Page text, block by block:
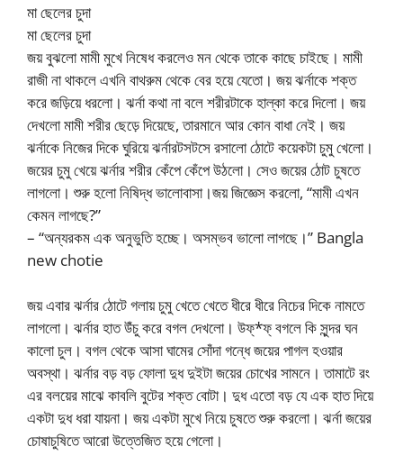
মা ছেলের চুদা
মা ছেলের চুদা
জয় বুঝলো মামী মুখে নিষেধ করলেও মন থেকে তাকে কাছে চাইছে। মামী
রাজী না থাকলে এখনি বাথরুম থেকে বের হয়ে যেতো। জয় ঝর্নাকে শক্ত
করে জড়িয়ে ধরলো। ঝর্না কথা না বলে শরীরটাকে হাল্কা করে দিলো। জয়
দেখলো মামী শরীর ছেড়ে দিয়েছে, তারমানে আর কোন বাধা নেই। জয়
ঝর্নাকে নিজের দিকে ঘুরিয়ে ঝর্নারটসটসে রসালো ঠোটে কয়েকটা চুমু খেলো।
জয়ের চুমু খেয়ে ঝর্নার শরীর কেঁপে কেঁপে উঠলো। সেও জয়ের ঠোট চুষতে
লাগলো। শুরু হলো নিষিদ্ধ ভালোবাসা।জয় জিজ্ঞেস করলো, “মামী এখন
কেমন লাগছে?”
– “অন্যরকম এক অনুভুতি হচ্ছে। অসম্ভব ভালো লাগছে।” Bangla
new chotie
জয় এবার ঝর্নার ঠোটে গলায় চুমু খেতে খেতে ধীরে ধীরে নিচের দিকে নামতে
লাগলো। ঝর্নার হাত উঁচু করে বগল দেখলো। উফ্*ফ্ বগলে কি সুন্দর ঘন
কালো চুল। বগল থেকে আসা ঘামের সোঁদা গন্ধে জয়ের পাগল হওয়ার
অবস্থা। ঝর্নার বড় বড় ফোলা দুধ দুইটা জয়ের চোখের সামনে। তামাটে রং
এর বলয়ের মাঝে কাবলি বুটের শক্ত বোটা। দুধ এতো বড় যে এক হাত দিয়ে
একটা দুধ ধরা যায়না। জয় একটা মুখে নিয়ে চুষতে শুরু করলো। ঝর্না জয়ের
চোষাচুষিতে আরো উত্তেজিত হয়ে গেলো।